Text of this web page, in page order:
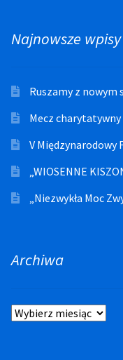
Najnowsze wpisy
Ruszamy z nowym
Mecz
V Międzynarodowy
„WIOSENNE
„Niezwykła Moc
Archiwa
Archiwa